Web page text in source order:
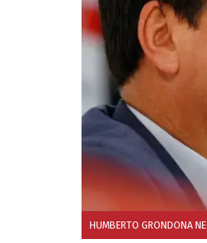
HUMBERTO GRONDONA